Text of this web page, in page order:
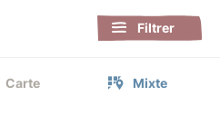
Filtrer
Carte Mixte